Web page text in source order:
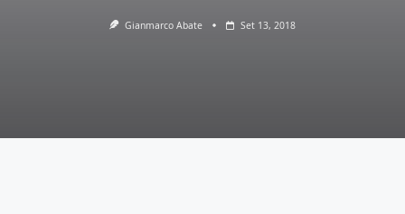
Gianmarco Abate Set 13, 2018